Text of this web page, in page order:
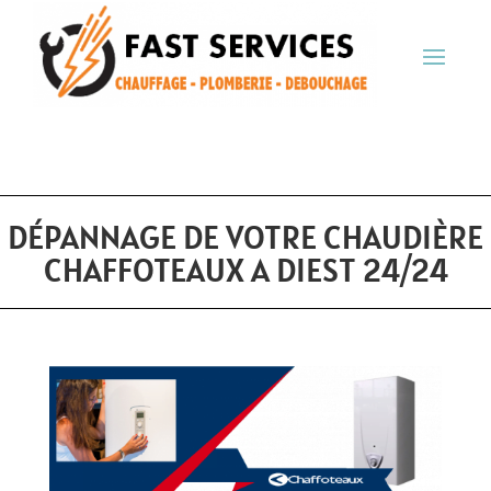
DÉPANNAGE DE VOTRE CHAUDIÈRE
CHAFFOTEAUX A DIEST 24/24